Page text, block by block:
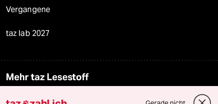
Vergangene
taz lab 2027
Mehr taz Lesestoff